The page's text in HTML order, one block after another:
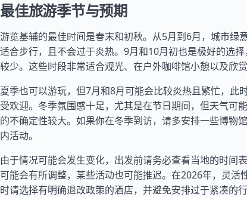
最佳旅游季节与预期
游览基辅的最佳时间是春末和初秋。从5月到6月，城市绿
适合步行，且不会过于炎热。9月和10月初也是极好的选
较少。这些时段非常适合观光、在户外咖啡馆小憩以及欣赏
夏季也可以游玩，但7月和8月可能会比较炎热且繁忙，此
受欢迎。冬季氛围感十足，尤其是在节日期间，但天气可
的不确定性较大。如果你在冬季到访，请多安排一些博物
内活动。
由于情况可能会发生变化，出发前请务必查看当地的时间
可能会有所调整，某些活动也可能推迟。在2026年，灵活
时请选择有明确退改政策的酒店，并避免安排过于紧凑的